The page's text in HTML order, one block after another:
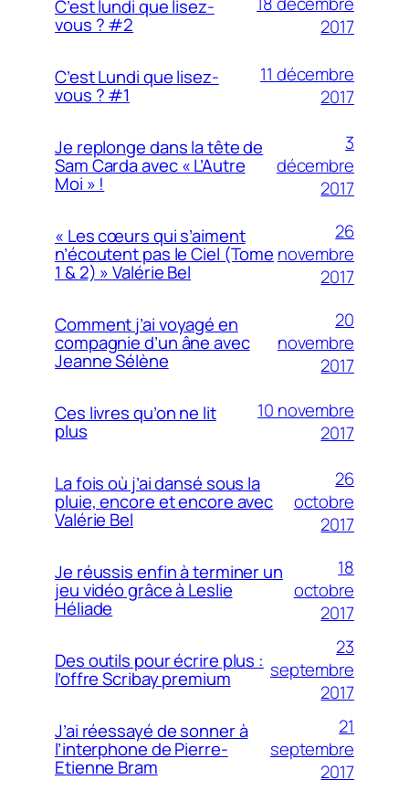
C’est lundi que lisez-
vous ? #2
2017
C’est Lundi que lisez-
vous ? #1
11 décembre
2017
Je replonge dans la tête de
Sam Carda avec « L’Autre
Moi » !
3
décembre
2017
« Les cœurs qui s’aiment
n’écoutent pas le Ciel (Tome
1 & 2) » Valérie Bel
26
novembre
2017
Comment j’ai voyagé en
compagnie d’un âne avec
Jeanne Sélène
20
novembre
2017
Ces livres qu’on ne lit
plus
10 novembre
2017
La fois où j’ai dansé sous la
pluie, encore et encore avec
Valérie Bel
26
octobre
2017
Je réussis enfin à terminer un
jeu vidéo grâce à Leslie
Héliade
18
octobre
2017
Des outils pour écrire plus :
l’offre Scribay premium
23
septembre
2017
J’ai réessayé de sonner à
l’interphone de Pierre-
Etienne Bram
21
septembre
2017